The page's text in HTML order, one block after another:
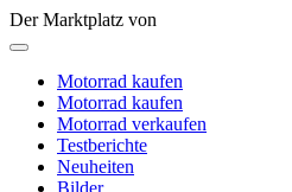
Der Marktplatz von
Motorrad kaufen
Motorrad kaufen
Motorrad verkaufen
Testberichte
Neuheiten
Bilder